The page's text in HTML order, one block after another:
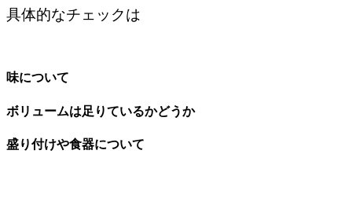
具体的なチェックは
味について
ボリュームは足りているかどうか
盛り付けや食器について